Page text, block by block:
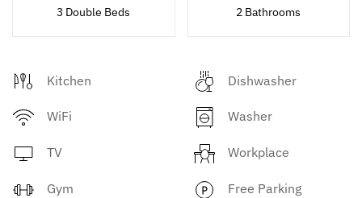
3 Double Beds 2 Bathrooms
Kitchen Dishwasher
WiFi Washer
TV Workplace
Gym Free Parking